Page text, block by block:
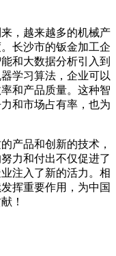
，越来越多的机械产
长沙市的钣金加工企
和大数据分析引入到
学习算法，企业可以
和产品质量。这种智
和市场占有率，也为
产品和创新的技术，
力和付出不仅促进了
注入了新的活力。相
挥重要作用，为中国
！